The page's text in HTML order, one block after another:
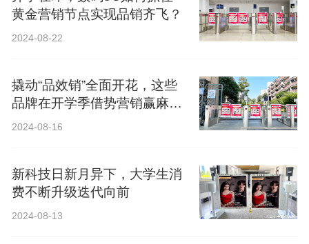
黄金营销节点实现品销齐飞？
2024-08-22
撬动“品效销”全面开花，这些
品牌在开学季借势营销赢麻
了！
2024-08-16
新科技日新月异下，大学生消
费不断升级迭代向前
2024-08-13